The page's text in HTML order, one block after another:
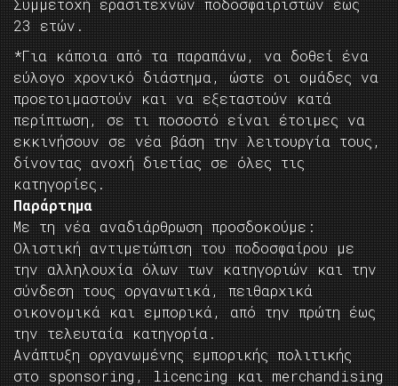
Συμμετοχή ερασιτεχνών ποδοσφαιριστών έως
23 ετών.
*Για κάποια από τα παραπάνω, να δοθεί ένα
εύλογο χρονικό διάστημα, ώστε οι ομάδες να
προετοιμαστούν και να εξεταστούν κατά
περίπτωση, σε τι ποσοστό είναι έτοιμες να
εκκινήσουν σε νέα βάση την λειτουργία τους,
δίνοντας ανοχή διετίας σε όλες τις
κατηγορίες.
Παράρτημα
Με τη νέα αναδιάρθρωση προσδοκούμε:
Ολιστική αντιμετώπιση του ποδοσφαίρου με
την αλληλουχία όλων των κατηγοριών και την
σύνδεση τους οργανωτικά, πειθαρχικά
οικονομικά και εμπορικά, από την πρώτη έως
την τελευταία κατηγορία.
Ανάπτυξη οργανωμένης εμπορικής πολιτικής
στο sponsoring, licencing και merchandising